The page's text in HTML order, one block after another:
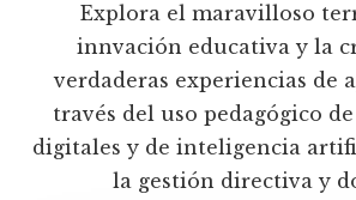
educativas
digitales
inteligencia
artificial.
Explora el maravilloso
innvación educativa y la
verdaderas experiencias de
través del uso pedagógico
digitales y de inteligencia
la gestión directiva y